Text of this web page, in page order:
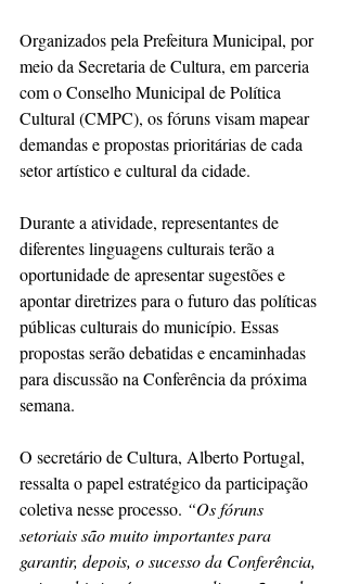
Organizados pela Prefeitura Municipal, por
meio da Secretaria de Cultura, em parceria
com o Conselho Municipal de Política
Cultural (CMPC), os fóruns visam mapear
demandas e propostas prioritárias de cada
setor artístico e cultural da cidade.
Durante a atividade, representantes de
diferentes linguagens culturais terão a
oportunidade de apresentar sugestões e
apontar diretrizes para o futuro das políticas
públicas culturais do município. Essas
propostas serão debatidas e encaminhadas
para discussão na Conferência da próxima
semana.
O secretário de Cultura, Alberto Portugal,
ressalta o papel estratégico da participação
coletiva nesse processo. “Os fóruns
setoriais são muito importantes para
garantir, depois, o sucesso da Conferência,